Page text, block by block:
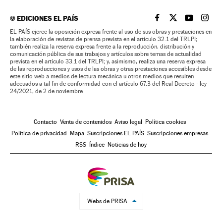
©EDICIONES EL PAÍS EL PAÍS BRASIL EN
EL PAÍSEL PAÍS
EL
EL PAÍS ejerce la oposición expresa frente al uso de sus obras y prestaciones en
la elaboración de revistas de prensa prevista en el artículo 32.1 del TRLPI;
también realiza la reserva expresa frente a la reproducción, distribución y
comunicación pública de sus trabajos y artículos sobre temas de actualidad
prevista en el artículo 33.1 del TRLPI; y, asimismo, realiza una reserva expresa
de las reproducciones y usos de las obras y otras prestaciones accesibles desde
este sitio web a medios de lectura mecánica u otros medios que resulten
adecuados a tal fin de conformidad con el artículo 67.3 del Real Decreto - ley
24/2021, de 2 de noviembre
Contacto Venta de contenidos Aviso legal Política cookies
Política de privacidad Mapa Suscripciones EL PAÍS Suscripciones empresas
RSS Índice Noticias de hoy
Webs de PRISA